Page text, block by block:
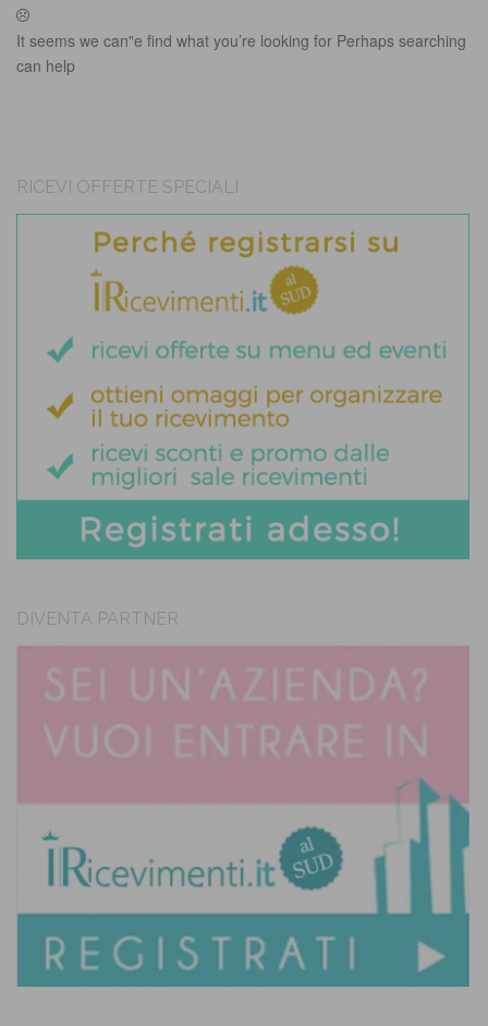
It seems we can"e find what you’re looking for Perhaps searching
can help
RICEVI OFFERTE SPECIALI
DIVENTA PARTNER